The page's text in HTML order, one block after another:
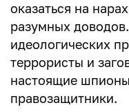
оказаться на
разумных
идеологических
террористы и
настоящие
правозащитники.